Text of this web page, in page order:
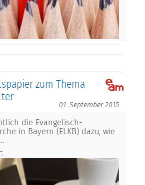
zum Thema
01. September 2015
die Evangelisch-
in Bayern (ELKB) dazu, wie